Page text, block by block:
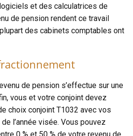
et des calculatrices de
de pension rendent ce travail
des cabinets comptables ont
de pension s’effectue sur une
vous et votre conjoint devez
choix conjoint T1032 avec vos
l’année visée. Vous pouvez